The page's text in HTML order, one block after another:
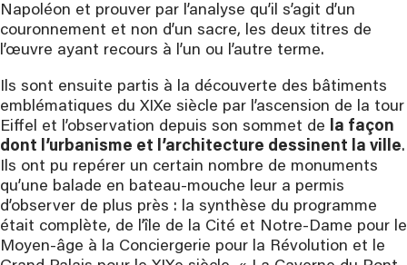
Napoléon et prouver par l’analyse qu’il s’agit d’un
couronnement et non d’un sacre, les deux titres de
l’œuvre ayant recours à l’un ou l’autre terme.
Ils sont ensuite partis à la découverte des bâtiments
emblématiques du XIXe siècle par l’ascension de la tour
Eiffel et l’observation depuis son sommet de la façon
dont l’urbanisme et l’architecture dessinent la ville.
Ils ont pu repérer un certain nombre de monuments
qu’une balade en bateau-mouche leur a permis
d’observer de plus près : la synthèse du programme
était complète, de l’île de la Cité et Notre-Dame pour le
Moyen-âge à la Conciergerie pour la Révolution et le